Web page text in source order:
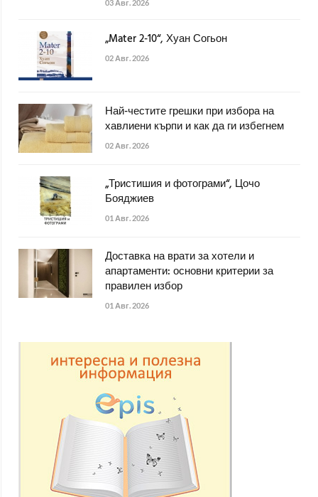
03 Авг. 2026
„Mater 2-10“, Хуан Согьон
02 Авг. 2026
Най-честите грешки при избора на
хавлиени кърпи и как да ги избегнем
02 Авг. 2026
„Тристишия и фотограми“, Цочо
Бояджиев
01 Авг. 2026
Доставка на врати за хотели и
апартаменти: основни критерии за
правилен избор
01 Авг. 2026